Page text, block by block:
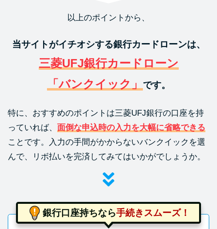
以上のポイントから、
当サイトがイチオシする銀行カードローンは、
三菱UFJ銀行カードローン
「バンクイック」
です。
特に、おすすめのポイントは三菱UFJ銀行の口座を持
っていれば、 面倒な申込時の入力を大幅に省略できる
ことです。入力の手間がかからないバンクイックを選
んで、リボ払いを完済してみてはいかがでしょうか。
銀行口座持ちなら手続きスムーズ！